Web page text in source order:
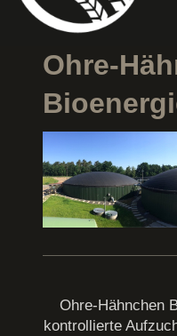
Ohre-
Ohre-Hähnchen
kontrollierte